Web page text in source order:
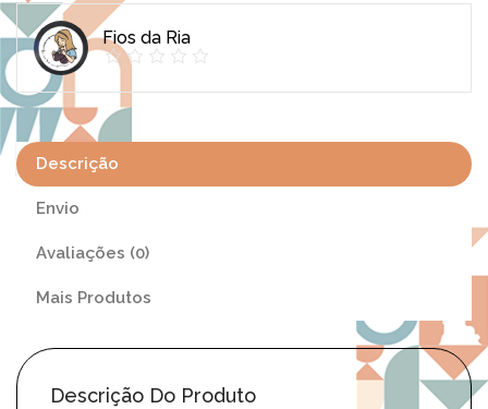
Coleção
Winnie
the
Pooh
Fios da Ria
Descrição
Envio
Avaliações (0)
Mais Produtos
Descrição Do Produto